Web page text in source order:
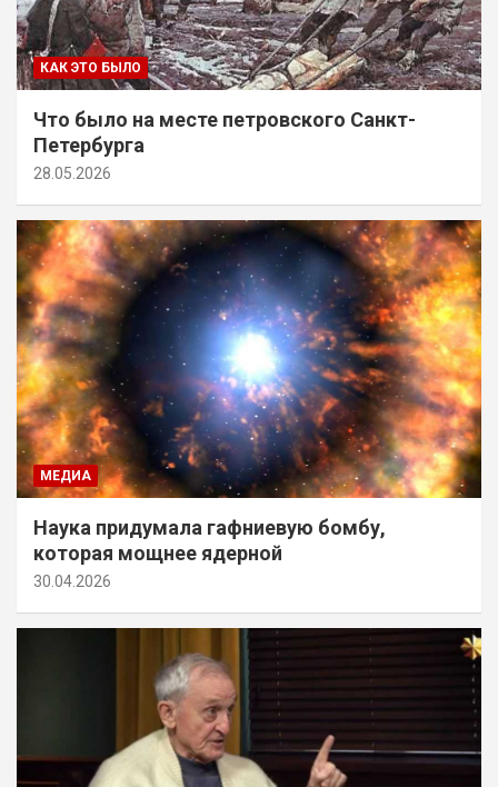
КАК ЭТО БЫЛО
Что было на месте петровского Санкт-
Петербурга
28.05.2026
МЕДИА
Наука придумала гафниевую бомбу,
которая мощнее ядерной
30.04.2026